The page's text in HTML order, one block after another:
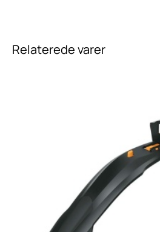
Relaterede varer